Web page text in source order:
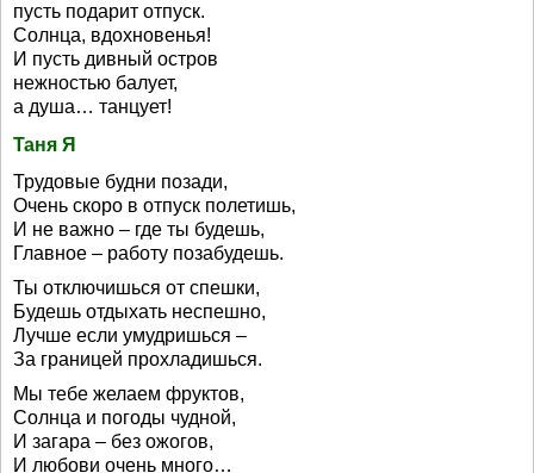
пусть подарит отпуск.
Солнца, вдохновенья!
И пусть дивный остров
нежностью балует,
а душа… танцует!
Taня Я
Трудовые будни позади,
Очень скоро в отпуск полетишь,
И не важно – где ты будешь,
Главное – работу позабудешь.
Ты отключишься от спешки,
Будешь отдыхать неспешно,
Лучше если умудришься –
За границей прохладишься.
Мы тебе желаем фруктов,
Солнца и погоды чудной,
И загара – без ожогов,
И любови очень много…